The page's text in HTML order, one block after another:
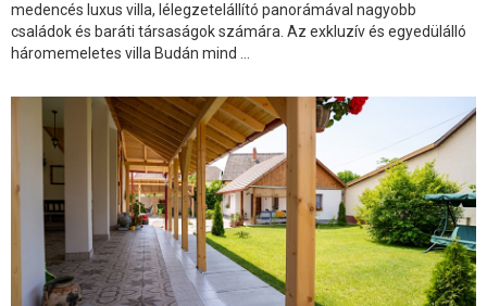
medencés luxus villa, lélegzetelállító panorámával nagyobb
családok és baráti társaságok számára. Az exkluzív és egyedülálló
háromemeletes villa Budán mind ...